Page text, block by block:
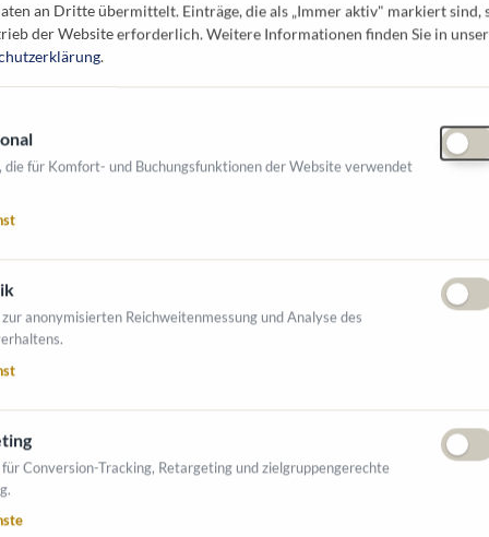
unterschiedliche, austauschbare
dafür, dassKuWiHimmer interessant
durch ein einfaches Stecksystem in
und abgebaut werden.
mit Hilfe einer Wandhalterung bespielt
sind mit einer von uns entwickelten und
AUSSTELLER
an Dritte übermittelt. Einträge, die als „Immer aktiv" markiert sind,
der Website erforderlich. Weitere Informationen finden Sie in
.
die für Komfort- und Buchungsfunktionen der Website verwendet
anonymisierten Reichweitenmessung und Analyse des
Conversion-Tracking, Retargeting und zielgruppengerechte